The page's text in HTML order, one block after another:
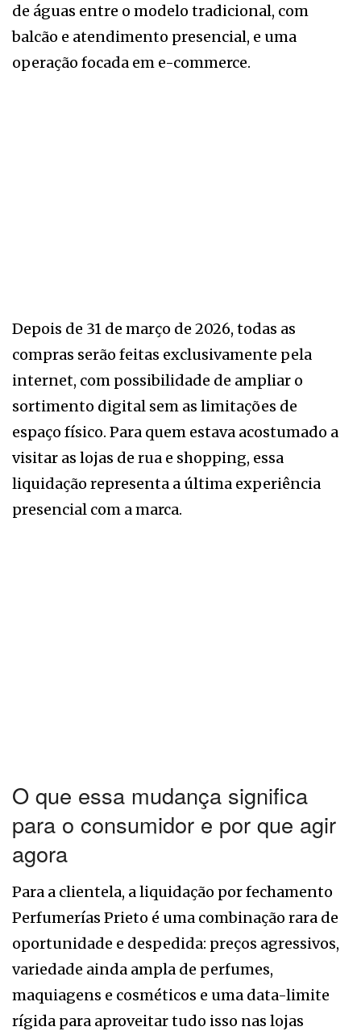
de águas entre o modelo tradicional, com
balcão e atendimento presencial, e uma
operação focada em e-commerce.
Depois de 31 de março de 2026, todas as
compras serão feitas exclusivamente pela
internet, com possibilidade de ampliar o
sortimento digital sem as limitações de
espaço físico. Para quem estava acostumado a
visitar as lojas de rua e shopping, essa
liquidação representa a última experiência
presencial com a marca.
O que essa mudança significa
para o consumidor e por que agir
agora
Para a clientela, a liquidação por fechamento
Perfumerías Prieto é uma combinação rara de
oportunidade e despedida: preços agressivos,
variedade ainda ampla de perfumes,
maquiagens e cosméticos e uma data-limite
rígida para aproveitar tudo isso nas lojas